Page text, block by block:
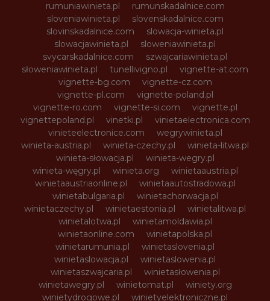
rumuniawinieta.pl
rumunskadalnice.com
sloveniawinieta.pl
slovenskadalnice.com
slovinskadalnice.com
slowacja-winieta.pl
slowacjawinieta.pl
sloweniawinieta.pl
svycarskadalnice.com
szwajcariawinieta.pl
słoweniawinieta.pl
tunellivigno.pl
vignette-at.com
vignette-bg.com
vignette-cz.com
vignette-pl.com
vignette-poland.pl
vignette-ro.com
vignette-si.com
vignette.pl
vignettepoland.pl
vinetki.pl
vinietaelectronica.com
vinieteelectronice.com
wegrywinieta.pl
winieta-austria.pl
winieta-czechy.pl
winieta-litwa.pl
winieta-słowacja.pl
winieta-wegry.pl
winieta-węgry.pl
winieta.org
winietaaustria.pl
winietaaustriaonline.pl
winietaautostradowa.pl
winietabulgaria.pl
winietachorwacja.pl
winietaczechy.pl
winietaestonia.pl
winietalitwa.pl
winietalotwa.pl
winietamoldawia.pl
winietaonline.com
winietapolska.pl
winietarumunia.pl
winietaslovenia.pl
winietaslowacja.pl
winietaslowenia.pl
winietaszwajcaria.pl
winietasłowenia.pl
winietawegry.pl
winietomat.pl
winiety.org
winietydrogowe.pl
winietyelektroniczne.pl